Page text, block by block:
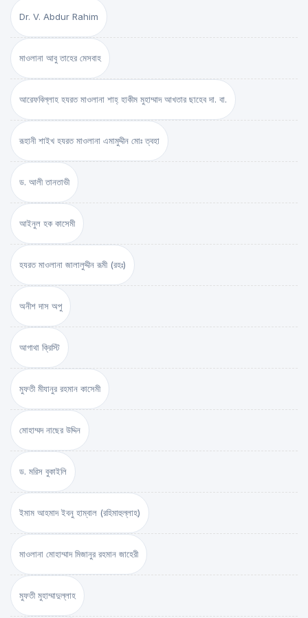
Dr. V. Abdur Rahim
মাওলানা আবু তাহের মেসবাহ
আরেফবিল্লাহ হযরত মাওলানা শাহ্ হাকীম মুহাম্মাদ আখতার ছাহেব দা. বা.
রূহানী শাইখ হযরত মাওলানা এমামুদ্দীন মোঃ ত্বহা
ড. আলী তানতাভী
আইনুল হক কাসেমী
হযরত মাওলানা জালালুদ্দীন রূমী (রহঃ)
অনীশ দাস অপু
আগাথা ক্রিস্টি
মুফতী মীযানুর রহমান কাসেমী
মোহাম্মদ নাছের উদ্দিন
ড. মরিস বুকাইলি
ইমাম আহমাদ ইবনু হাম্বাল (রহিমাহুল্লাহ)
মাওলানা মোহাম্মাদ মিজানুর রহমান জাহেরী
মুফতী মুহাম্মাদুল্লাহ